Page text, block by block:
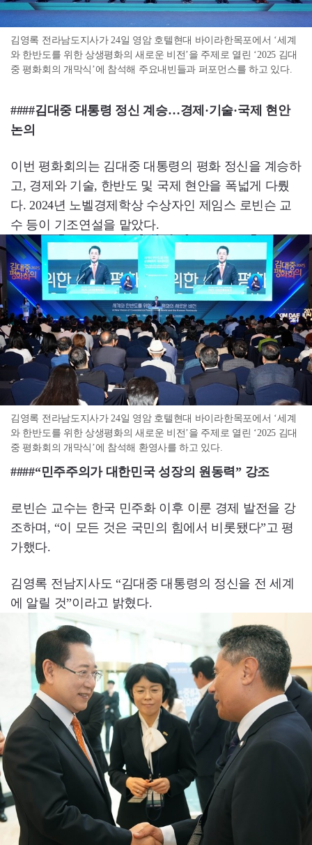
김영록 전라남도지사가 24일 영암 호텔현대 바이라한목포에서 ‘세계
와 한반도를 위한 상생평화의 새로운 비전’을 주제로 열린 ‘2025 김대
중 평화회의 개막식’에 참석해 주요내빈들과 퍼포먼스를 하고 있다.
####김대중 대통령 정신 계승…경제·기술·국제 현안
논의
이번 평화회의는 김대중 대통령의 평화 정신을 계승하
고, 경제와 기술, 한반도 및 국제 현안을 폭넓게 다뤘
다. 2024년 노벨경제학상 수상자인 제임스 로빈슨 교
수 등이 기조연설을 맡았다.
김영록 전라남도지사가 24일 영암 호텔현대 바이라한목포에서 ‘세계
와 한반도를 위한 상생평화의 새로운 비전’을 주제로 열린 ‘2025 김대
중 평화회의 개막식’에 참석해 환영사를 하고 있다.
####“민주주의가 대한민국 성장의 원동력” 강조
로빈슨 교수는 한국 민주화 이후 이룬 경제 발전을 강
조하며, “이 모든 것은 국민의 힘에서 비롯됐다”고 평
가했다.
김영록 전남지사도 “김대중 대통령의 정신을 전 세계
에 알릴 것”이라고 밝혔다.